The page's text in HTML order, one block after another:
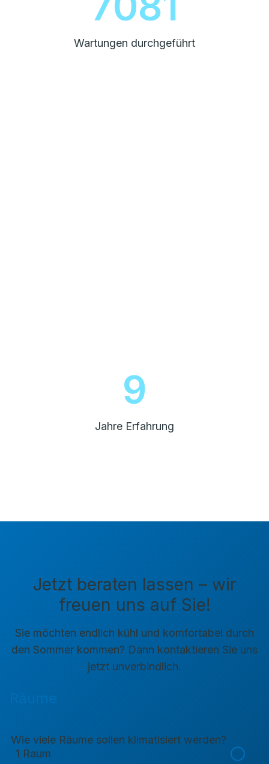
Wartungen durchgeführt
10
Jahre Erfahrung
Jetzt beraten lassen – wir
freuen uns auf Sie!
Sie möchten endlich kühl und komfortabel durch
den Sommer kommen? Dann kontaktieren Sie uns
jetzt unverbindlich.
Wie viele Räume sollen klimatisiert werden?
1 Raum